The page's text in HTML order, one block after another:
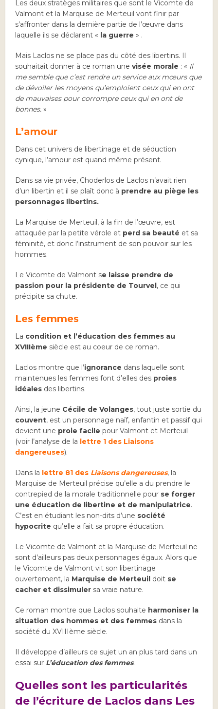
Les deux stratèges militaires que sont le Vicomte de
Valmont et la Marquise de Merteuil vont finir par
s’affronter dans la dernière partie de l’œuvre dans
laquelle ils se déclarent « la guerre » .
Mais Laclos ne se place pas du côté des libertins. Il
souhaitait donner à ce roman unevisée morale : « Il
me semble que c’est rendre un service aux mœurs que
de dévoiler les moyens qu’emploient ceux qui en ont
de mauvaises pour corrompre ceux qui en ont de
bonnes. »
L’amour
Dans cet univers de libertinage et de séduction
cynique, l’amour est quand même présent.
Dans sa vie privée, Choderlos de Laclos n’avait rien
d’un libertin et il se plaît donc à prendre au piège les
personnages libertins.
La Marquise de Merteuil, à la fin de l’œuvre, est
attaquée par la petite vérole et perd sa beauté et sa
féminité, et donc l’instrument de son pouvoir sur les
hommes.
Le Vicomte de Valmont se laisse prendre de
passion pour la présidente de Tourvel, ce qui
précipite sa chute.
Les femmes
La condition et l’éducation des femmes au
XVIIIème siècle est au coeur de ce roman.
Laclos montre que l’ignorance dans laquelle sont
maintenues les femmes font d’elles des proies
idéales des libertins.
Ainsi, la jeune Cécile de Volanges, tout juste sortie du
couvent, est un personnage naïf, enfantin et passif qui
devient une proie facile pour Valmont et Merteuil
(voir l’analyse de la lettre 1 des Liaisons
dangereuses).
Dans la lettre 81 des Liaisons dangereuses, la
Marquise de Merteuil précise qu’elle a du prendre le
contrepied de la morale traditionnelle pour se forger
une éducation de libertine et de manipulatrice.
C’est en étudiant les non-dits d’une société
hypocrite qu’elle a fait sa propre éducation.
Le Vicomte de Valmont et la Marquise de Merteuil ne
sont d’ailleurs pas deux personnages égaux. Alors que
le Vicomte de Valmont vit son libertinage
ouvertement, la Marquise de Merteuil doit se
cacher et dissimuler sa vraie nature.
Ce roman montre que Laclos souhaite harmoniser la
situation des hommes et des femmes dans la
société du XVIIIème siècle.
Il développe d’ailleurs ce sujet un an plus tard dans un
essai sur L’éducation des femmes.
Quelles sont les particularités
de l’écriture de Laclos dans Les